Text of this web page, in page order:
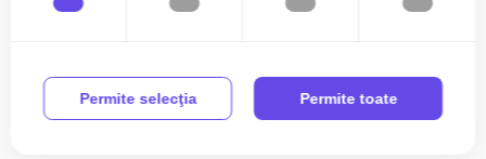
Est 156.990€
Permite selecţia Permite toate